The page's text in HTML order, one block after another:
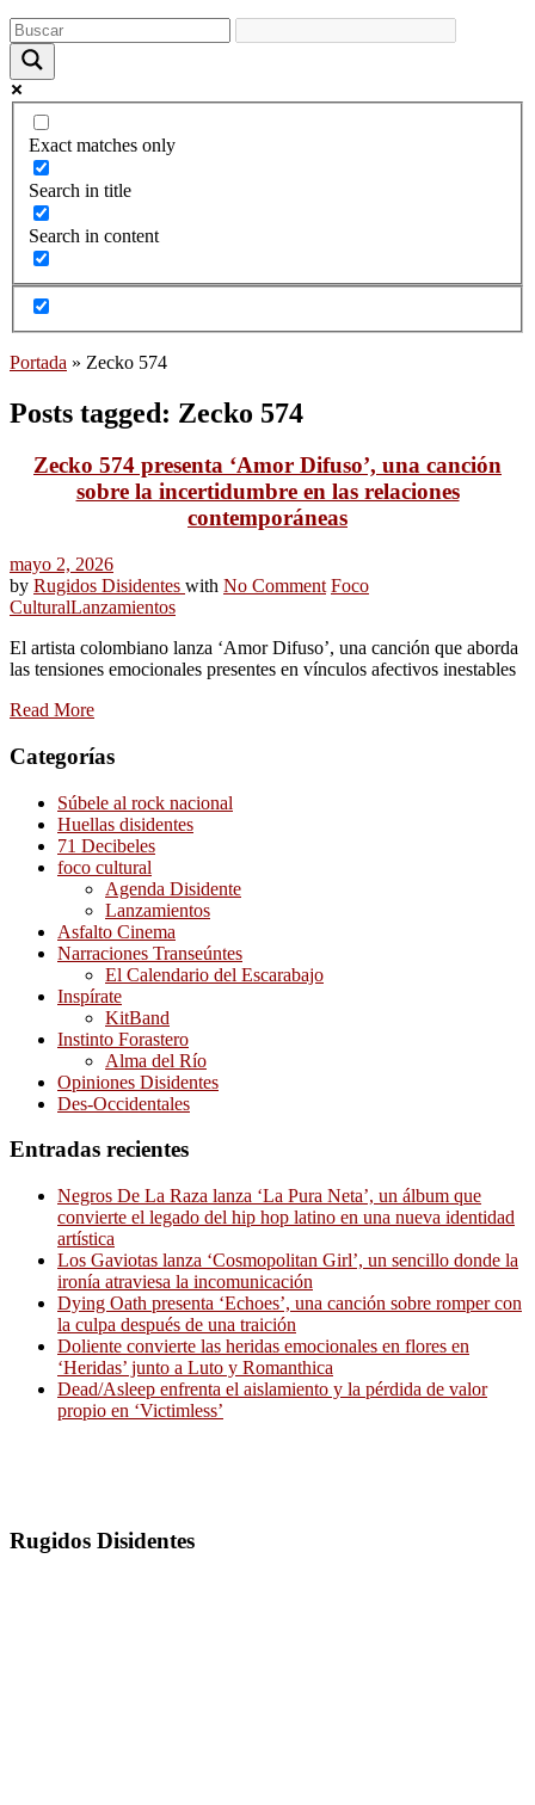
Exact matches only
Search in title
Search in content
Portada » Zecko 574
Posts tagged: Zecko 574
Zecko 574 presenta ‘Amor Difuso’, una canción
sobre la incertidumbre en las relaciones
contemporáneas
mayo 2, 2026
by Rugidos Disidentes with No Comment Foco
CulturalLanzamientos
El artista colombiano lanza ‘Amor Difuso’, una canción que aborda
las tensiones emocionales presentes en vínculos afectivos inestables
Read More
Categorías
Súbele al rock nacional
Huellas disidentes
71 Decibeles
foco cultural
Agenda Disidente
Lanzamientos
Asfalto Cinema
Narraciones Transeúntes
El Calendario del Escarabajo
Inspírate
KitBand
Instinto Forastero
Alma del Río
Opiniones Disidentes
Des-Occidentales
Entradas recientes
Negros De La Raza lanza ‘La Pura Neta’, un álbum que
convierte el legado del hip hop latino en una nueva identidad
artística
Los Gaviotas lanza ‘Cosmopolitan Girl’, un sencillo donde la
ironía atraviesa la incomunicación
Dying Oath presenta ‘Echoes’, una canción sobre romper con
la culpa después de una traición
Doliente convierte las heridas emocionales en flores en
‘Heridas’ junto a Luto y Romanthica
Dead/Asleep enfrenta el aislamiento y la pérdida de valor
propio en ‘Victimless’
Rugidos Disidentes